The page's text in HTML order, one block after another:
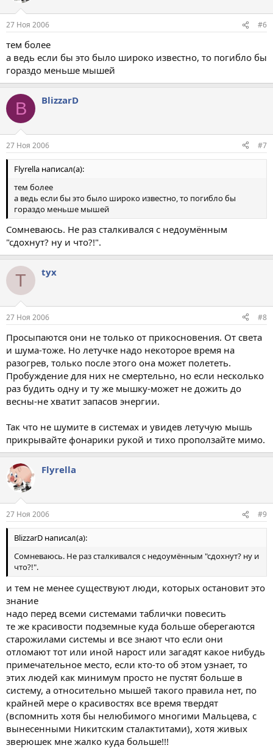
27 Ноя 2006 #6
тем более
а ведь если бы это было широко известно, то погибло бы
гораздо меньше мышей
B BlizzarD
27 Ноя 2006 #7
Flyrella написал(а):
тем более
а ведь если бы это было широко известно, то погибло бы
гораздо меньше мышей
Сомневаюсь. Не раз сталкивался с недоумённым
"сдохнут? ну и что?!".
T tyx
27 Ноя 2006 #8
Просыпаются они не только от прикосновения. От света
и шума-тоже. Но летучке надо некоторое время на
разогрев, только после этого она может полететь.
Пробуждение для них не смертельно, но если несколько
раз будить одну и ту же мышку-может не дожить до
весны-не хватит запасов энергии.
Так что не шумите в системах и увидев летучую мышь
прикрывайте фонарики рукой и тихо проползайте мимо.
Flyrella
27 Ноя 2006 #9
BlizzarD написал(а):
Сомневаюсь. Не раз сталкивался с недоумённым "сдохнут? ну и
что?!".
и тем не менее существуют люди, которых остановит это
знание
надо перед всеми системами таблички повесить
те же красивости подземные куда больше оберегаются
старожилами системы и все знают что если они
отломают тот или иной нарост или загадят какое нибудь
примечательное место, если кто-то об этом узнает, то
этих людей как минимум просто не пустят больше в
систему, а относительно мышей такого правила нет, по
крайней мере о красивостях все время твердят
(вспомнить хотя бы нелюбимого многими Мальцева, с
вынесенными Никитским сталактитами), хотя живых
зверюшек мне жалко куда больше!!!